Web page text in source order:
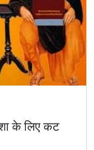
के लिए कट